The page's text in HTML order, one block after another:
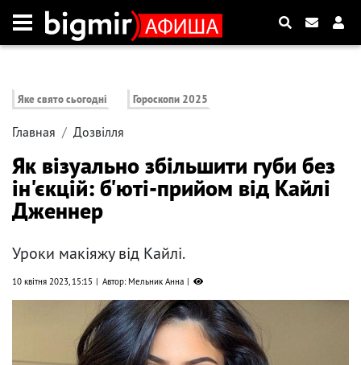
Яке свято сьогодні Гороскопи 2025
Главная Дозвілля
Як візуально збільшити губи без
ін'єкцій: б'юті-прийом від Кайлі
Дженнер
Уроки макіяжу від Кайлі.
10 квітня 2023, 15:15 Автор: Мельник Анна